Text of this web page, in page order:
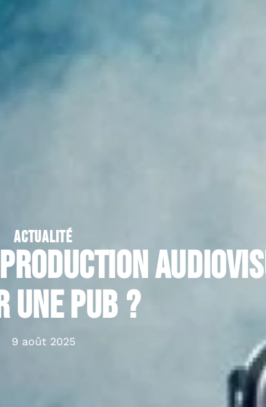
ACTUALITÉ
production
une pub ?
9 août 2025